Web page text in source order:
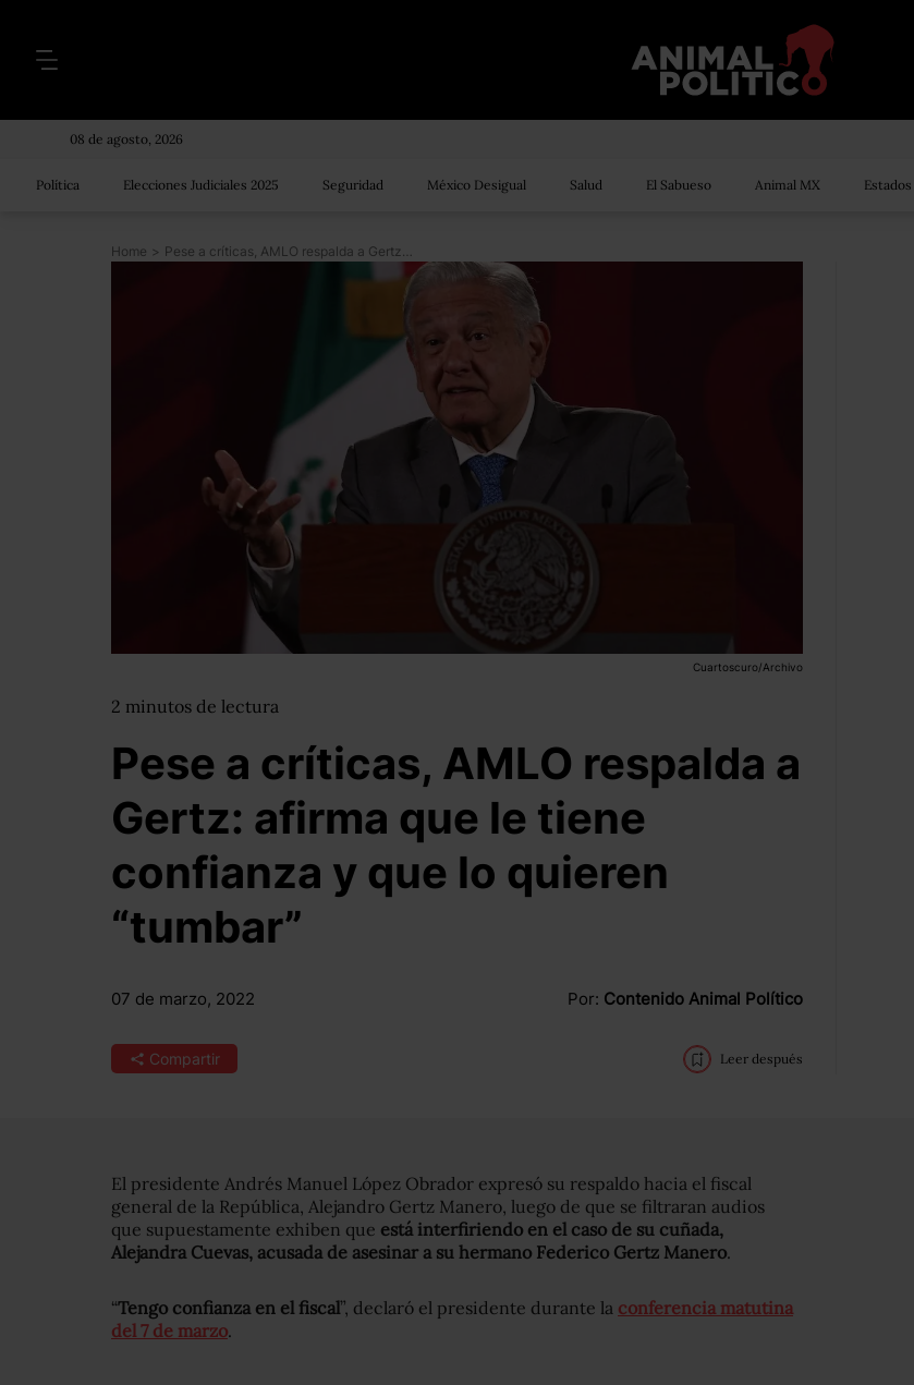
08 de agosto, 2026
Política Elecciones Judiciales 2025 Seguridad México Desigual Salud El Sabueso Animal MX Estados
Home > Pese a críticas, AMLO respalda a Gertz: afirma que le tiene confianza y que lo quieren “tumbar”
Cuartoscuro/Archivo
2 minutos de lectura
Pese a críticas, AMLO respalda a
Gertz: afirma que le tiene
confianza y que lo quieren
“tumbar”
07 de marzo, 2022 Por: Contenido Animal Político
Compartir Leer después
El presidente Andrés Manuel López Obrador expresó su respaldo hacia el fiscal
general de la República, Alejandro Gertz Manero, luego de que se filtraran audios
que supuestamente exhiben que está interfiriendo en el caso de su cuñada,
Alejandra Cuevas, acusada de asesinar a su hermano Federico Gertz Manero.
“Tengo confianza en el fiscal”, declaró el presidente durante la conferencia matutina
del 7 de marzo.